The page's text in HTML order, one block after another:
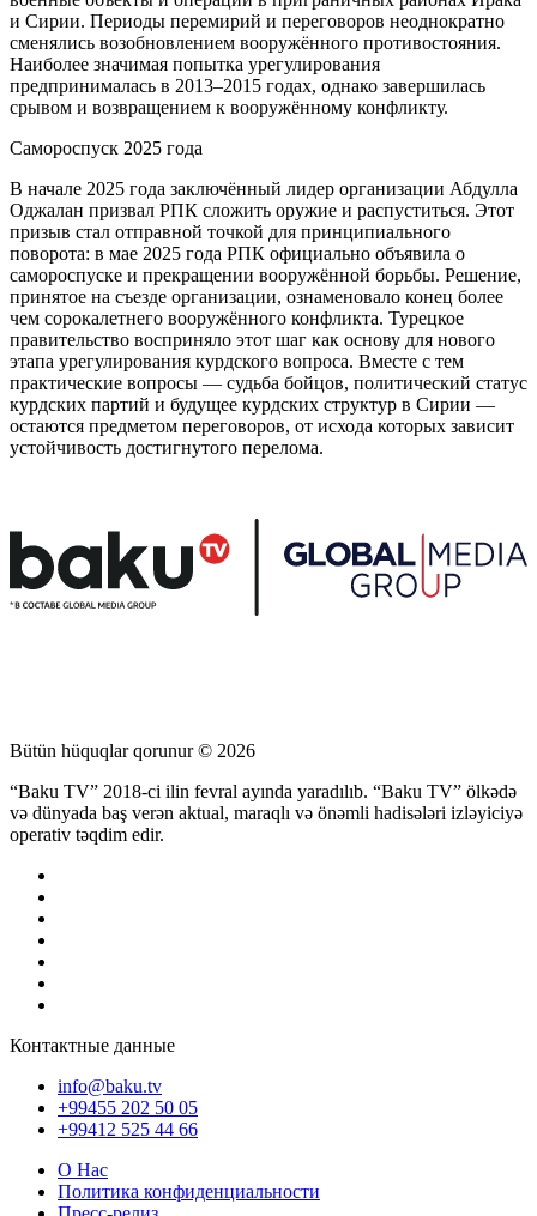
и Сирии. Периоды перемирий и переговоров неоднократно
сменялись возобновлением вооружённого противостояния.
Наиболее значимая попытка урегулирования
предпринималась в 2013–2015 годах, однако завершилась
срывом и возвращением к вооружённому конфликту.
Самороспуск 2025 года
В начале 2025 года заключённый лидер организации Абдулла
Оджалан призвал РПК сложить оружие и распуститься. Этот
призыв стал отправной точкой для принципиального
поворота: в мае 2025 года РПК официально объявила о
самороспуске и прекращении вооружённой борьбы. Решение,
принятое на съезде организации, ознаменовало конец более
чем сорокалетнего вооружённого конфликта. Турецкое
правительство восприняло этот шаг как основу для нового
этапа урегулирования курдского вопроса. Вместе с тем
практические вопросы — судьба бойцов, политический статус
курдских партий и будущее курдских структур в Сирии —
остаются предметом переговоров, от исхода которых зависит
устойчивость достигнутого перелома.
Bütün hüquqlar qorunur © 2026
“Baku TV” 2018-ci ilin fevral ayında yaradılıb. “Baku TV” ölkədə
və dünyada baş verən aktual, maraqlı və önəmli hadisələri izləyiciyə
operativ təqdim edir.
Контактные данные
info@baku.tv
+99455 202 50 05
+99412 525 44 66
О Нас
Политика конфиденциальности